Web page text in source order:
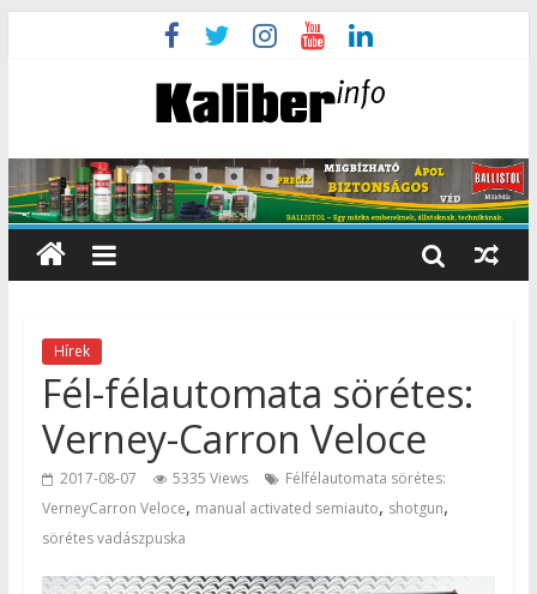
Hírek
Fél-félautomata sörétes:
Verney-Carron Veloce
2017-08-07 5335 Views
Félfélautomata sörétes:
VerneyCarron Veloce, manual activated semiauto, shotgun,
sörétes vadászpuska